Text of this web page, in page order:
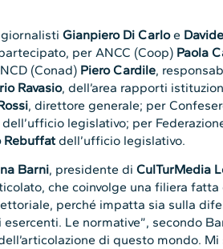
giornalistiGianpiero Di Carloe
per ANCC (Coop) Paola
(Conad) Piero Cardile,
Ravasio, dell’area rapporti
, direttore generale; per
legislativo; per
Rebuffatdell’ufficio legislativo.
Barni, presidente diCulTurMedia
che coinvolge una filiera fatta
perché impatta sia sulla
Le normative”, secondo
di questo mondo. Mi